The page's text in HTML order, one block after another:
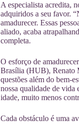
A especialista acredita,
adquiridos a seu favor.
amadurecer. Essas
aliado, acaba
completa.
O esforço de
Brasília (HUB), Renato
questões além do bem-
nossa qualidade de vida
idade, muito menos
Cada obstáculo é uma